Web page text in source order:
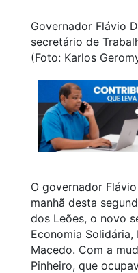
Governador Flávio
secretário de
(Foto: Karlos
O governador
manhã desta
dos Leões, o novo
Economia
Macedo. Com a
Pinheiro, que